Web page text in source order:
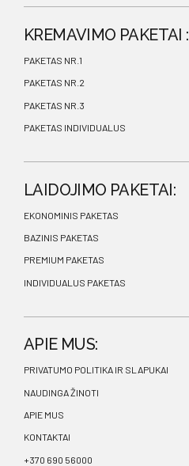
KREMAVIMO PAKETAI :
PAKETAS NR.1
PAKETAS NR.2
PAKETAS NR.3
PAKETAS INDIVIDUALUS
LAIDOJIMO PAKETAI:
EKONOMINIS PAKETAS
BAZINIS PAKETAS
PREMIUM PAKETAS
INDIVIDUALUS PAKETAS
APIE MUS:
PRIVATUMO POLITIKA IR SLAPUKAI
NAUDINGA ŽINOTI
APIE MUS
KONTAKTAI
+370 690 56000